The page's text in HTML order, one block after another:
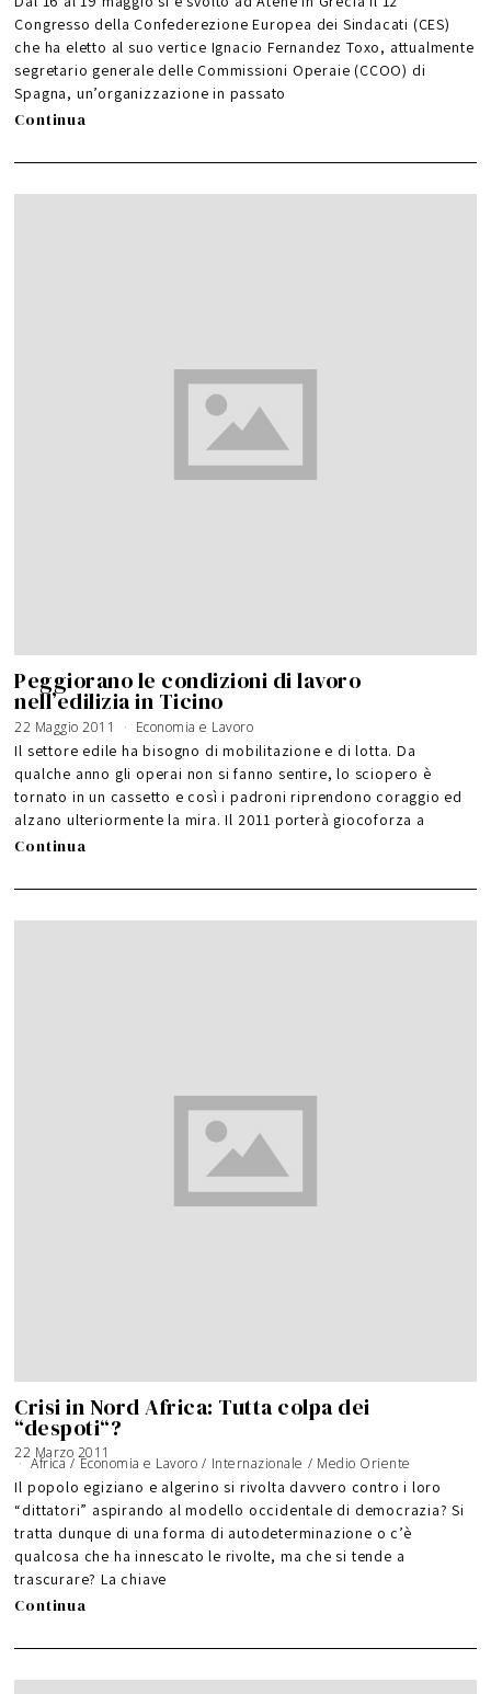
p
r
i
e
2
0
2
Congresso della Confederezione Europea dei Sindacati (CES)
che ha eletto al suo vertice Ignacio Fernandez Toxo, attualmente
segretario generale delle Commissioni Operaie (CCOO) di
Spagna, un’organizzazione in passato
Continua
Peggiorano le condizioni di lavoro
nell’edilizia in Ticino
22 Maggio 2011
L
u
l
i
o
2
0
1
Economia e Lavoro
Il settore edile ha bisogno di mobilitazione e di lotta. Da
qualche anno gli operai non si fanno sentire, lo sciopero è
tornato in un cassetto e così i padroni riprendono coraggio ed
alzano ulteriormente la mira. Il 2011 porterà giocoforza a
Continua
Crisi in Nord Africa: Tutta colpa dei
“despoti“?
22 Marzo 2011
Africa / Economia e Lavoro / Internazionale / Medio Oriente
Il popolo egiziano e algerino si rivolta davvero contro i loro
“dittatori” aspirando al modello occidentale di democrazia? Si
tratta dunque di una forma di autodeterminazione o c’è
qualcosa che ha innescato le rivolte, ma che si tende a
trascurare? La chiave
Continua